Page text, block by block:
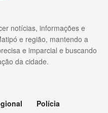
notícias, informações e
e região, mantendo a
e imparcial e buscando
da cidade.
Polícia